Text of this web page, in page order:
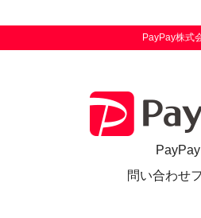
PayPay株式
PayPay
問い合わせ